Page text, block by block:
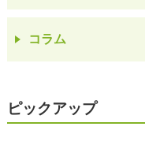
コラム
ピックアップ